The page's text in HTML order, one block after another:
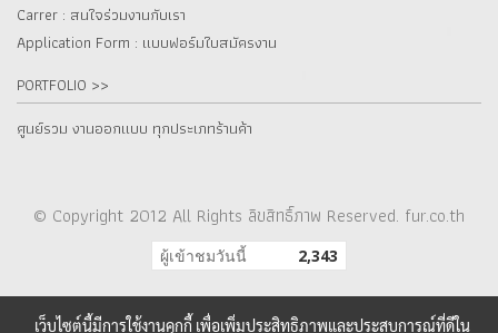
Carrer : สนใจร่วมงานกับเรา
Application Form : แบบฟอร์มใบสมัครงาน
PORTFOLIO >>
ศูนย์รวม งานออกแบบ ทุกประเภทร้านค้า
© Copyright 2012 All Rights ลิขสิทธิ์ภาพ Reserved. fur.co.th
ผู้เข้าชมวันนี้ 2,343
เว็บไซต์นี้มีการใช้งานคุกกี้ เพื่อเพิ่มประสิทธิภาพและประสบการณ์ที่ดีใน